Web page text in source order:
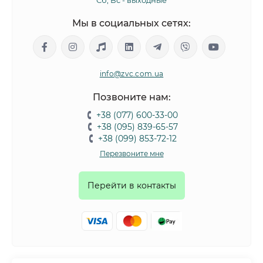
уход за питомцем, так как после прогулки, в
помыть лапы, а не купать всего любимца целиком.
В нашем интернет-магазине – большой ассортимент
вещей для ваших четвероногих друзей. В
«ЗооВетКонтинент» представлены:
– обязательный аксессуар для собак
любых пород и размеров. Они производятся в
разных цветах, наиболее популярные – синий,
применяется специальный материал, устойчивый к
Мы в социальных сетях:
info@zvc.com.ua
Позвоните нам:
+38 (077) 600-33-00
+38 (095) 839-65-57
+38 (099) 853-72-12
Перезвоните мне
Перейти в контакты